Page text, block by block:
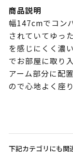
商品説明
幅147cmでコン
されていてゆっ
を感じにくく濃
でお部屋に取り
アーム部分に配
ので心地よく座
下記カテゴリにも関